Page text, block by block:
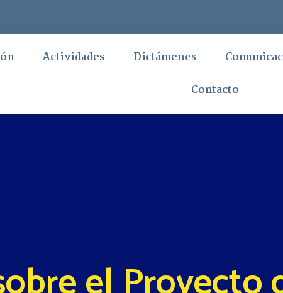
Actividades Dictámenes
Contacto